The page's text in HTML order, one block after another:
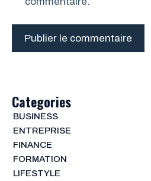
Categories
BUSINESS
ENTREPRISE
FINANCE
FORMATION
LIFESTYLE